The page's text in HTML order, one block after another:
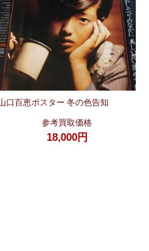
口百恵ポスター 冬の色告知
参考買取価格
18,000円